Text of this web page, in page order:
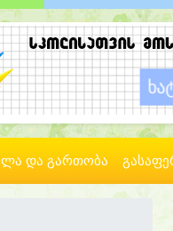
და გართობა